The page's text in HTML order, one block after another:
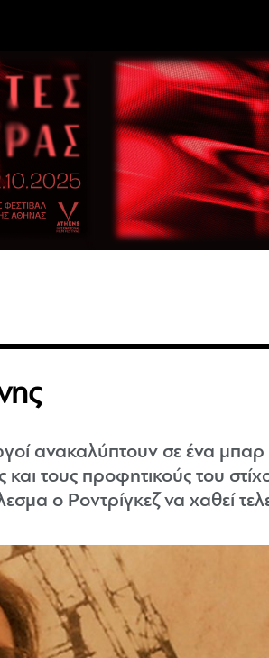
ανακαλύπτουν σε ένα μπαρ
και τους προφητικούς του
ο Ροντρίγκεζ να χαθεί